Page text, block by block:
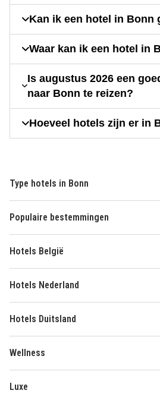
Kan ik een hotel in Bonn
Waar kan ik een hotel in
Is augustus 2026 een
naar Bonn te reizen?
Hoeveel hotels zijn er in
Type hotels in Bonn
Populaire bestemmingen
Hotels België
Hotels Nederland
Hotels Duitsland
Wellness
Luxe